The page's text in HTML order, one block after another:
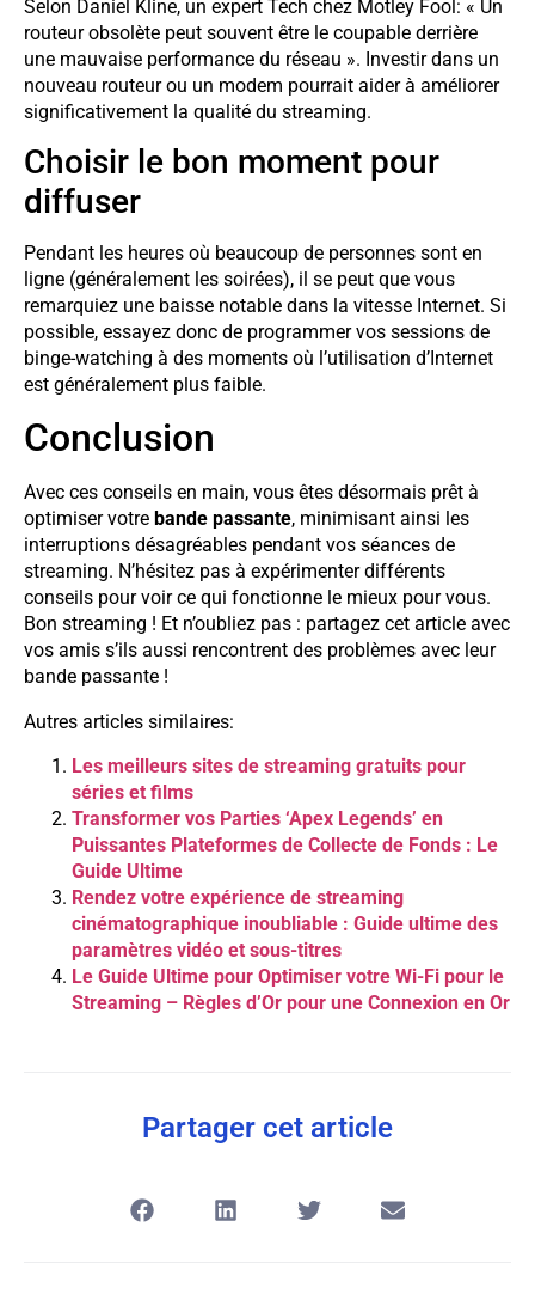
Selon Daniel Kline, un expert Tech chez Motley Fool: « Un
routeur obsolète peut souvent être le coupable derrière
une mauvaise performance du réseau ». Investir dans un
nouveau routeur ou un modem pourrait aider à améliorer
significativement la qualité du streaming.
Choisir le bon moment pour
diffuser
Pendant les heures où beaucoup de personnes sont en
ligne (généralement les soirées), il se peut que vous
remarquiez une baisse notable dans la vitesse Internet. Si
possible, essayez donc de programmer vos sessions de
binge-watching à des moments où l’utilisation d’Internet
est généralement plus faible.
Conclusion
Avec ces conseils en main, vous êtes désormais prêt à
optimiser votre bande passante, minimisant ainsi les
interruptions désagréables pendant vos séances de
streaming. N’hésitez pas à expérimenter différents
conseils pour voir ce qui fonctionne le mieux pour vous.
Bon streaming ! Et n’oubliez pas : partagez cet article avec
vos amis s’ils aussi rencontrent des problèmes avec leur
bande passante !
Autres articles similaires:
Les meilleurs sites de streaming gratuits pour
séries et films
Transformer vos Parties ‘Apex Legends’ en
Puissantes Plateformes de Collecte de Fonds : Le
Guide Ultime
Rendez votre expérience de streaming
cinématographique inoubliable : Guide ultime des
paramètres vidéo et sous-titres
Le Guide Ultime pour Optimiser votre Wi-Fi pour le
Streaming – Règles d’Or pour une Connexion en Or
Partager cet article